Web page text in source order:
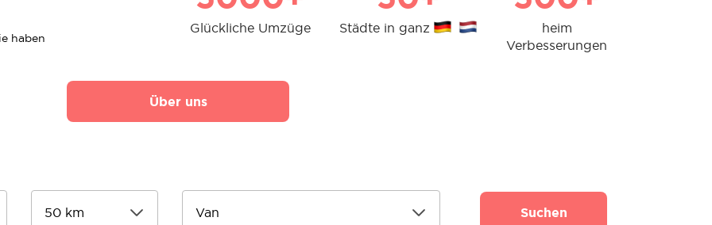
haben
Glückliche Umzüge Städte in ganz
heim
Verbesserungen
Über uns
Suchen